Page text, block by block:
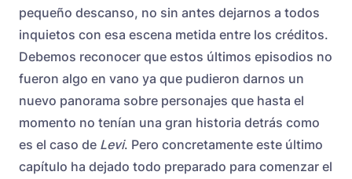
pequeño descanso, no sin antes dejarnos a todos
inquietos con esa escena metida entre los créditos.
Debemos reconocer que estos últimos episodios no
fueron algo en vano ya que pudieron darnos un
nuevo panorama sobre personajes que hasta el
momento no tenían una gran historia detrás como
es el caso de Levi. Pero concretamente este último
capítulo ha dejado todo preparado para comenzar el